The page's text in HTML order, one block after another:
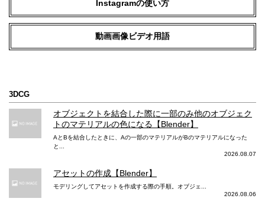
Instagramの使い方
動画画像ビデオ用語
3DCG
オブジェクトを結合した際に一部のみ他のオブジェク
トのマテリアルの色になる【Blender】
AとBを結合したときに、Aの一部のマテリアルがBのマテリアルになった
と...
2026.08.07
アセットの作成【Blender】
モデリングしてアセットを作成する際の手順。オブジェ...
2026.08.06